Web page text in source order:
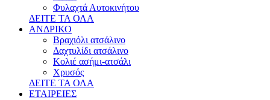
Φυλαχτά Αυτοκινήτου
ΔΕΙΤΕ ΤΑ ΟΛΑ
ΑΝΔΡΙΚΟ
Βραχιόλι ατσάλινο
Δαχτυλίδι ατσάλινο
Κολιέ ασήμι-ατσάλι
Χρυσός
ΔΕΙΤΕ ΤΑ ΟΛΑ
ΕΤΑΙΡΕΙΕΣ